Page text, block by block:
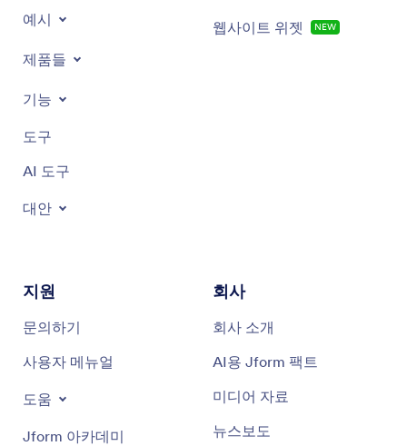
예시
제품들
기능
도구
AI 도구
대안
웹사이트 위젯 NEW
지원
문의하기
사용자 메뉴얼
도움
Jform 아카데미
회사
회사 소개
AI용 Jform 팩트
미디어 자료
뉴스보도